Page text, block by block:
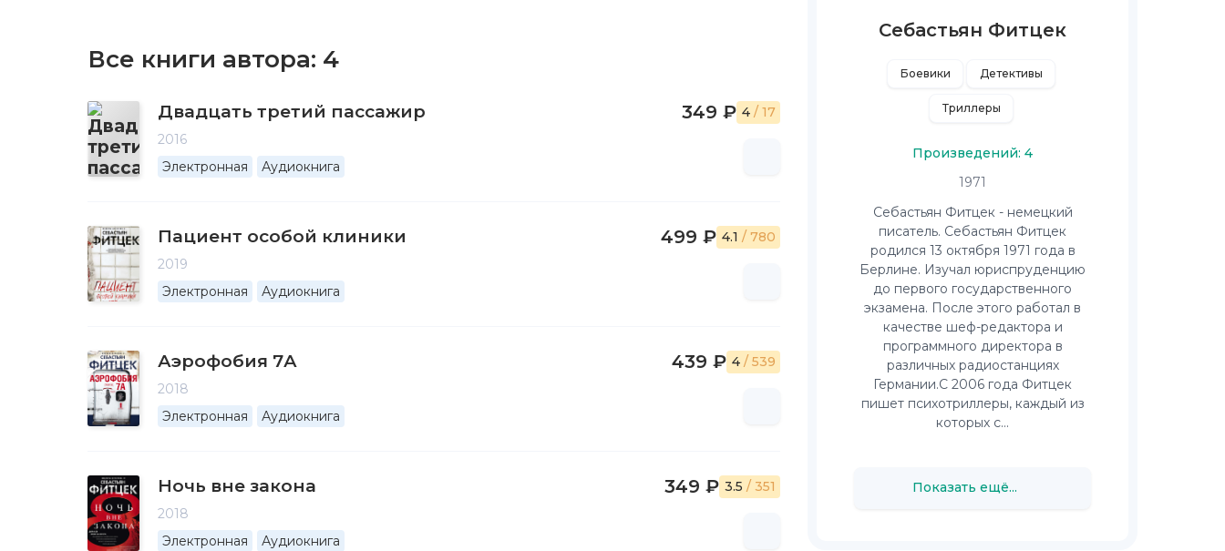
Все книги автора: 4
Двадцать третий пассажир
2016
Электронная
Аудиокнига
349 ₽ 4 / 17
Пациент особой клиники
2019
Электронная
Аудиокнига
499 ₽ 4.1 / 780
Аэрофобия 7А
2018
Электронная
Аудиокнига
439 ₽ 4 / 539
Ночь вне закона
2018
Электронная
Аудиокнига
349 ₽ 3.5 / 351
Себастьян Фитцек
Боевики Детективы
Триллеры
Произведений: 4
1971
Себастьян Фитцек - немецкий
писатель. Себастьян Фитцек
родился 13 октября 1971 года в
Берлине. Изучал юриспруденцию
до первого государственного
экзамена. После этого работал в
качестве шеф-редактора и
программного директора в
различных радиостанциях
Германии.С 2006 года Фитцек
пишет психотриллеры, каждый из
которых с...
Показать ещё...